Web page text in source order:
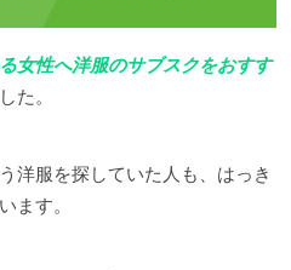
女性へ洋服のサブスクをおすす
た。
洋服を探していた人も、はっき
ます。